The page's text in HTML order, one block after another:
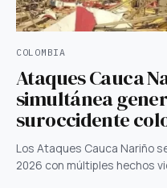
COLOMBIA
Ataques Cauca
simultánea
suroccidente
Los Ataques Cauca Nariño
2026 con múltiples hechos